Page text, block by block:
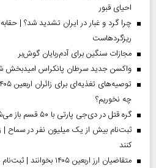
احیای قبور
چرا گرد و غبار در ایران تشدید شد؟ | حقابه
ریزگردهاست
مجازات سنگین برای آدم‌ربایان گوش‌بر
واکسن جدید سرطان پانکراس امیدبخش
چه نخوریم؟
گره قتل در دی‌جی پارتی با ۵۰ قسم باز می‌شود
ثبت‌نام بیش از یک میلیون نفر در سماح |
کنند
متقاضیان ارز اربعین